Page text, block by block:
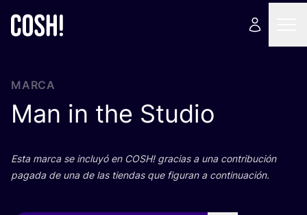
MARCA
Man in the Studio
Esta mar­ca se inclu­yó en COSH! gra­cias a una con­tri­bu­ción
paga­da de una de las tien­das que figu­ran a continuación.